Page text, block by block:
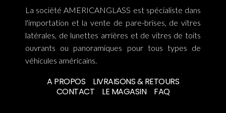
La société AMERICANGLASS est spécialiste dans
l'importation et la vente de pare-brises, de vitres
latérales, de lunettes arrières et de vitres de toits
ouvrants ou panoramiques pour tous types de
véhicules américains.
A PROPOS
LIVRAISONS & RETOURS
CONTACT
LE MAGASIN FAQ